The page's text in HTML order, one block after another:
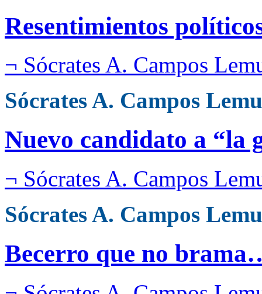
Resentimientos
¬ Sócrates A. Campos
Sócrates A. Campos
Nuevo candidato a “la
¬ Sócrates A. Campos
Sócrates A. Campos
Becerro que no